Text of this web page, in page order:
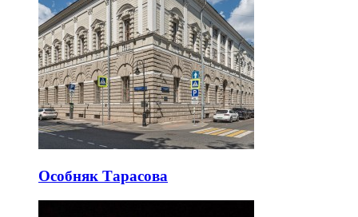
Особняк Тарасова